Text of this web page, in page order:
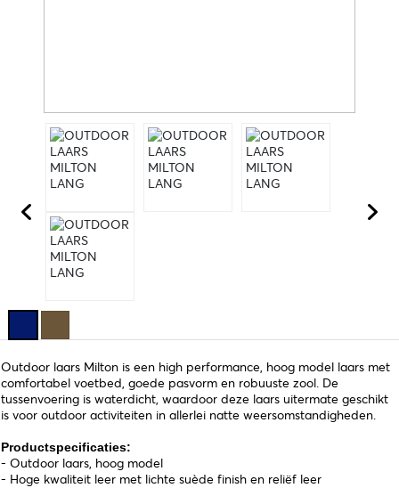
Outdoor laars Milton is een high performance, hoog model laars met
comfortabel voetbed, goede pasvorm en robuuste zool. De
tussenvoering is waterdicht, waardoor deze laars uitermate geschikt
is voor outdoor activiteiten in allerlei natte weersomstandigheden.
Productspecificaties:
- Outdoor laars, hoog model
- Hoge kwaliteit leer met lichte suède finish en reliëf leer